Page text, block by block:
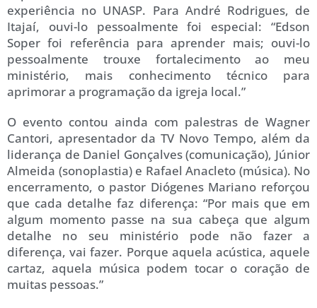
experiência no UNASP. Para André Rodrigues, de
Itajaí, ouvi-lo pessoalmente foi especial: “Edson
Soper foi referência para aprender mais; ouvi-lo
pessoalmente trouxe fortalecimento ao meu
ministério, mais conhecimento técnico para
aprimorar a programação da igreja local.”
O evento contou ainda com palestras de Wagner
Cantori, apresentador da TV Novo Tempo, além da
liderança de Daniel Gonçalves (comunicação), Júnior
Almeida (sonoplastia) e Rafael Anacleto (música). No
encerramento, o pastor Diógenes Mariano reforçou
que cada detalhe faz diferença: “Por mais que em
algum momento passe na sua cabeça que algum
detalhe no seu ministério pode não fazer a
diferença, vai fazer. Porque aquela acústica, aquele
cartaz, aquela música podem tocar o coração de
muitas pessoas.”